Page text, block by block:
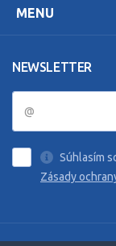
MENU
NEWSLETTER
Súhlasím
Zásady